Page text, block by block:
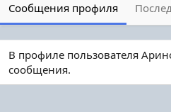
Сообщения профиля
В профиле пользователя
сообщения.